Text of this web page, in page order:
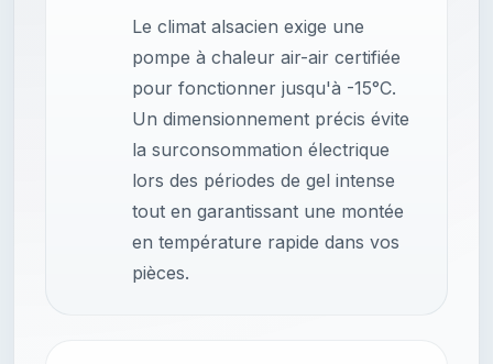
Le climat alsacien exige une
pompe à chaleur air-air certifiée
pour fonctionner jusqu'à -15°C.
Un dimensionnement précis évite
la surconsommation électrique
lors des périodes de gel intense
tout en garantissant une montée
en température rapide dans vos
pièces.